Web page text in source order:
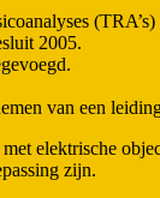
2005.
van een
elektrische
zijn.